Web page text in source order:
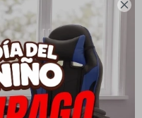

$3.773
4.312